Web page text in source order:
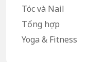
Tóc và Nail
Tổng hợp
Yoga & Fitness